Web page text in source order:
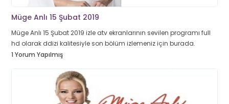
Müge Anlı 15 Şubat 2019
Müge Anlı 15 Şubat 2019 izle atv ekranlarının sevilen programı full
hd olarak ddizi kalitesiyle son bölüm izlemeniz için burada.
1 Yorum Yapılmış